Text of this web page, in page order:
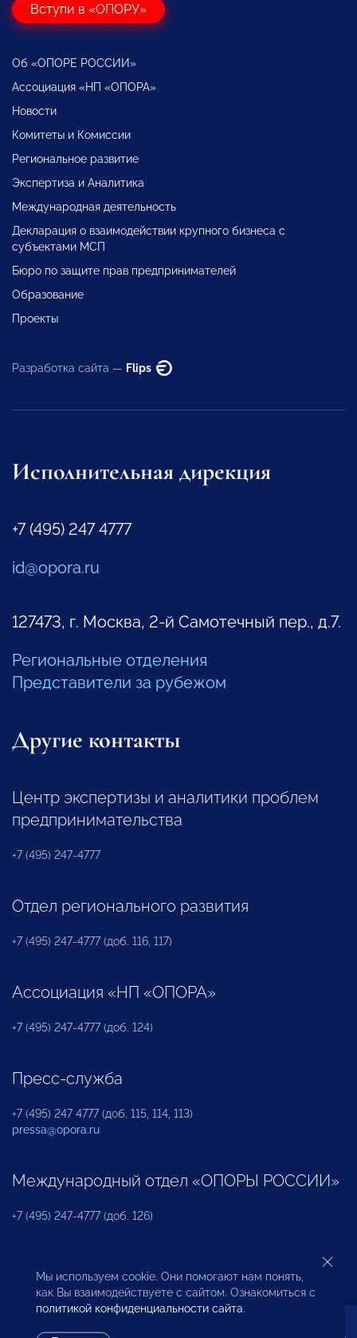
Вступи в «ОПОРУ»
Об «ОПОРЕ РОССИИ»
Ассоциация «НП «ОПОРА»
Новости
Комитеты и Комиссии
Региональное развитие
Экспертиза и Аналитика
Международная деятельность
Декларация о взаимодействии крупного бизнеса с
субъектами МСП
Бюро по защите прав предпринимателей
Образование
Проекты
Разработка сайта — Flips
Исполнительная дирекция
+7 (495) 247 4777
id@opora.ru
127473, г. Москва, 2-й Самотечный пер., д.7.
Региональные отделения
Представители за рубежом
Другие контакты
Центр экспертизы и аналитики проблем
предпринимательства
+7 (495) 247-4777
Отдел регионального развития
+7 (495) 247-4777 (доб. 116, 117)
Ассоциация «НП «ОПОРА»
+7 (495) 247-4777 (доб. 124)
Пресс-служба
+7 (495) 247 4777 (доб. 115, 114, 113)
pressa@opora.ru
Международный отдел «ОПОРЫ РОССИИ»
+7 (495) 247-4777 (доб. 126)
Бюро по защите прав предпринимателей и
инвесторов
Мы используем cookie. Они помогают нам понять,
как Вы взаимодействуете с сайтом. Ознакомиться с
политикой конфиденциальности сайта.